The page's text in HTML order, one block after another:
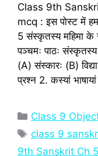
Class 9th
mcq : इस पोस्‍ट में
5 संस्कृतस्य महिमा
पञ्चमः पाठः
(A) संस्कारः (B)
प्रश्‍न 2. कस्यां
Categories
Class 9
Tags
class 9
9th Sanskrit Ch